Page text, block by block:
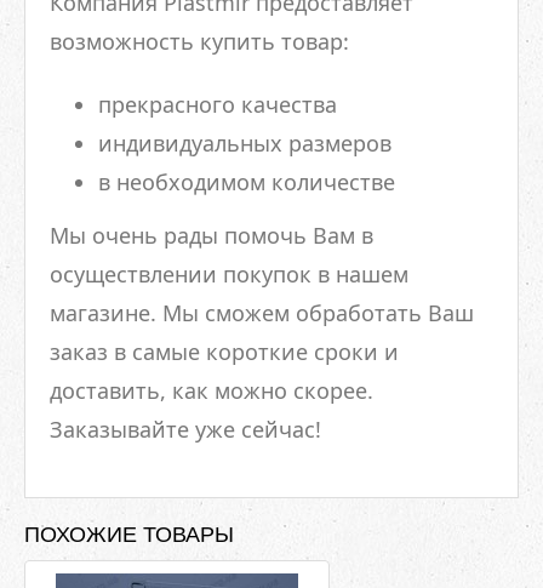
возможность купить товар:
прекрасного качества
индивидуальных размеров
в необходимом количестве
Мы очень рады помочь Вам в
осуществлении покупок в нашем
магазине. Мы сможем обработать Ваш
заказ в самые короткие сроки и
доставить, как можно скорее.
Заказывайте уже сейчас!
ПОХОЖИЕ ТОВАРЫ